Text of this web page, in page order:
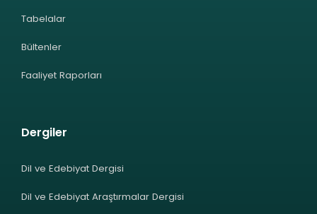
Tabelalar
Bültenler
Faaliyet Raporları
Dergiler
Dil ve Edebiyat Dergisi
Dil ve Edebiyat Araştırmalar Dergisi